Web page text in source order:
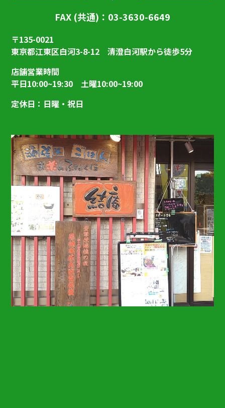
FAX (共通)：03-3630-6649
〒135-0021
東京都江東区白河3-8-12 清澄白河駅から徒歩5分
店舗営業時間
平日10:00~19:30 土曜10:00~19:00
定休日：日曜・祝日